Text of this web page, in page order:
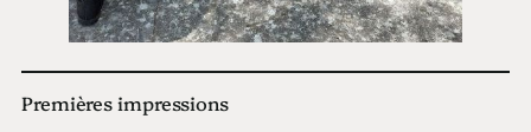
Premières impressions